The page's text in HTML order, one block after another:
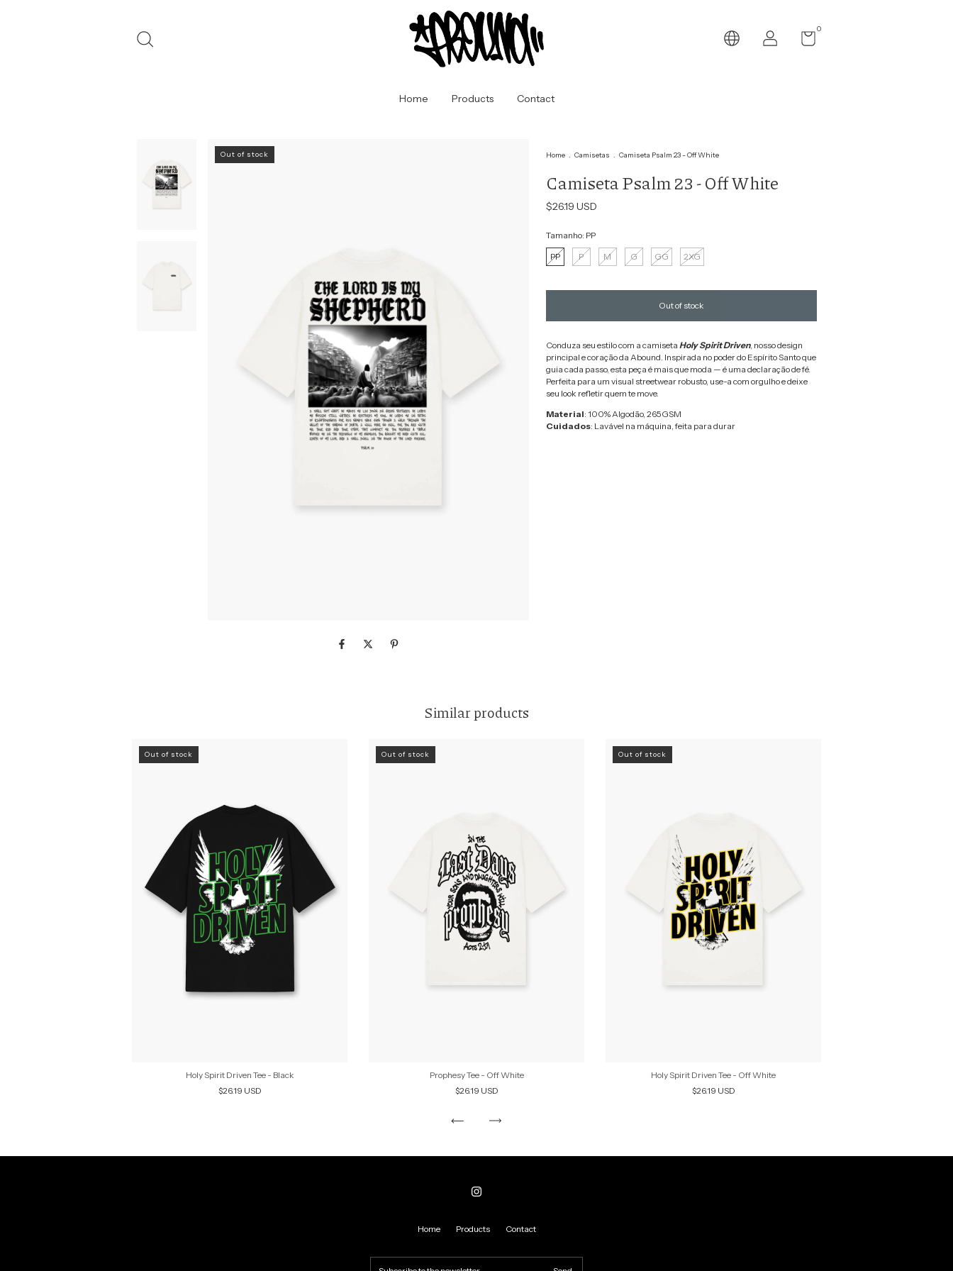
0
Home Products Contact
Out of stock Home . Camisetas . Camiseta Psalm 23 - Off White
Camiseta Psalm 23 - Off White
$26.19 USD
Tamanho: PP
PP
P M G GG 2XG
Conduza seu estilo com a camiseta Holy Spirit Driven, nosso design
principal e coração da Abound. Inspirada no poder do Espírito Santo que
guia cada passo, esta peça é mais que moda — é uma declaração de fé.
Perfeita para um visual streetwear robusto, use-a com orgulho e deixe
seu look refletir quem te move.
Material: 100% Algodão, 265GSM
Cuidados: Lavável na máquina, feita para durar
Similar products
Out of stock
Holy Spirit Driven Tee - Black
$26.19 USD
Out of stock
Prophesy Tee - Off White
$26.19 USD
Out of stock
Holy Spirit Driven Tee - Off White
$26.19 USD
Home Products Contact